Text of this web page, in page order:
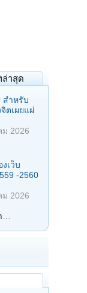
ล่าสุด
สำหรับ
ตเผยแผ่
ม 2026
เว็บ
-2560
ม 2026